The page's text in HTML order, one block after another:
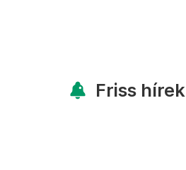
Friss hírek